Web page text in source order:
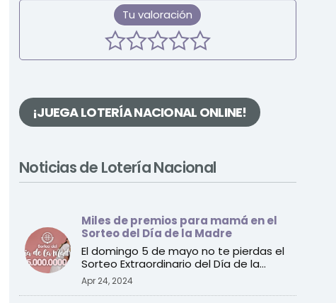
Tu valoración
¡JUEGA LOTERÍA NACIONAL ONLINE!
Noticias de Lotería Nacional
Miles de premios para mamá en el
Sorteo del Día de la Madre
El domingo 5 de mayo no te pierdas el
Sorteo Extraordinario del Día de la
Madre de la Lotería Na ...
Apr 24, 2024